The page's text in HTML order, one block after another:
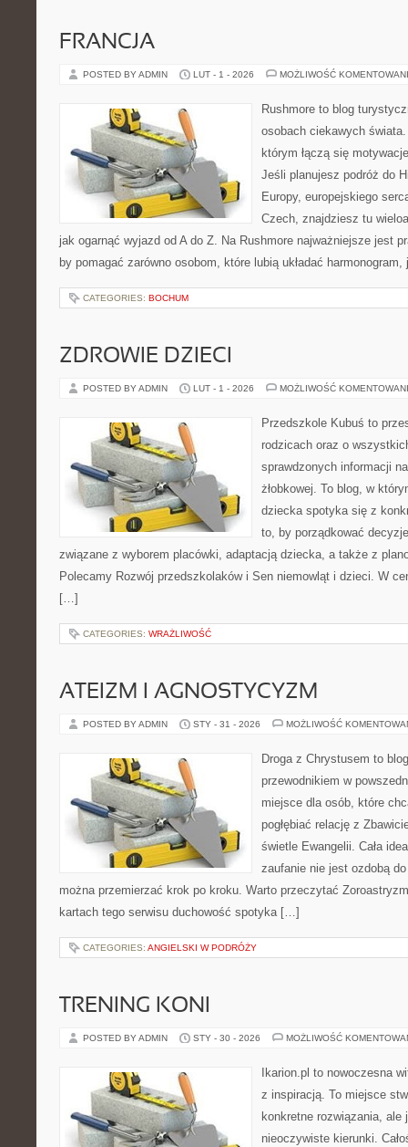
FRANCJA
POSTED BY ADMIN LUT - 1 - 2026 MOŻLIWOŚĆ
Rushmore to blog
osobach ciekawych
którym łączą się
Jeśli planujesz podróż do
Europy, europejskiego
Czech, znajdziesz tu
jak ogarnąć wyjazd od A do Z. Na Rushmore najważniejsze jest
by pomagać zarówno osobom, które lubią układać
CATEGORIES: BOCHUM
ZDROWIE DZIECI
POSTED BY ADMIN LUT - 1 - 2026 MOŻLIWOŚĆ
Przedszkole Kubuś to
rodzicach oraz o
sprawdzonych informacji
żłobkowej. To blog, w
dziecka spotyka się z
to, by porządkować
związane z wyborem placówki, adaptacją dziecka, a także z
Polecamy Rozwój przedszkolaków i Sen niemowląt i dzieci. W
[…]
CATEGORIES: WRAŻLIWOŚĆ
ATEIZM I AGNOSTYCYZM
POSTED BY ADMIN STY - 31 - 2026 MOŻLIWOŚĆ
Droga z Chrystusem to
przewodnikiem w
miejsce dla osób, które
pogłębiać relację z
świetle Ewangelii. Cała
zaufanie nie jest ozdobą
można przemierzać krok po kroku. Warto przeczytać
kartach tego serwisu duchowość spotyka […]
CATEGORIES: ANGIELSKI W PODRÓŻY
TRENING KONI
POSTED BY ADMIN STY - 30 - 2026 MOŻLIWOŚĆ
Ikarion.pl to nowoczesna
z inspiracją. To miejsce
konkretne rozwiązania,
nieoczywiste kierunki.